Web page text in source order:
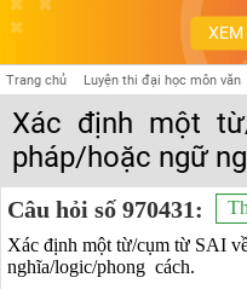
XEM
Trang chủ Luyện thi đại học môn văn
Xác định một
pháp/hoặc ngữ
Câu hỏi số 970431:
Xác định một từ/cụm từ SAI
nghĩa/logic/phong cách.